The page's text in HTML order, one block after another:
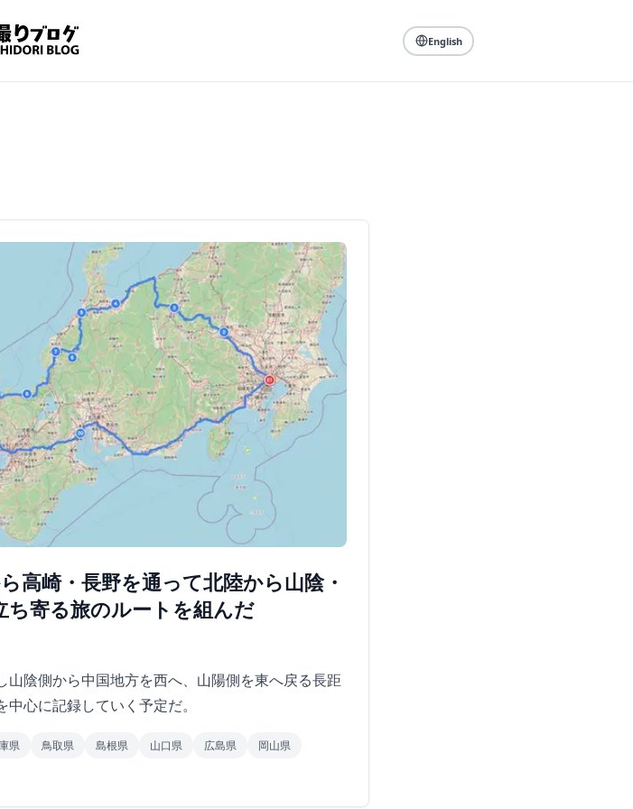
English
高崎・長野を通って北陸から山陰・
ち寄る旅のルートを組んだ
陰側から中国地方を西へ、山陽側を東へ戻る長距
心に記録していく予定だ。
県 鳥取県 島根県 山口県 広島県
岡山県